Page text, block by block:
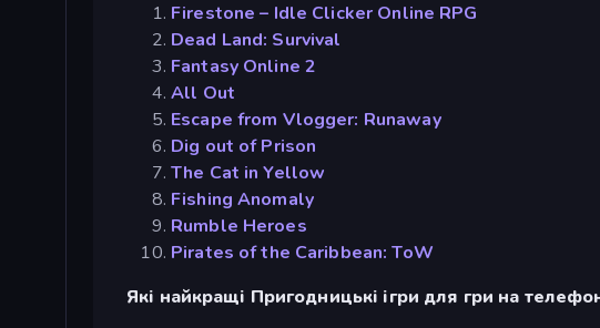
Firestone – Idle Clicker Online RPG
Dead Land: Survival
Fantasy Online 2
All Out
Escape from Vlogger: Runaway
Dig out of Prison
The Cat in Yellow
Fishing Anomaly
Rumble Heroes
Pirates of the Caribbean: ToW
Які найкращі Пригодницькі ігри для гри на